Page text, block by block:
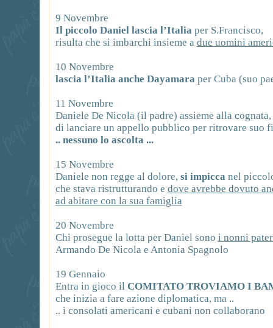
9 Novembre
Il piccolo Daniel lascia l’Italia per S.Francisco,
risulta che si imbarchi insieme a due uomini
10 Novembre
lascia l’Italia anche Dayamara per Cuba (suo
11 Novembre
Daniele De Nicola (il padre) assieme alla
di lanciare un appello pubblico per ritrovare suo
.. nessuno lo ascolta ...
15 Novembre
Daniele non regge al dolore, si impicca nel
che stava ristrutturando e dove avrebbe dovuto
ad abitare con la sua famiglia
20 Novembre
Chi prosegue la lotta per Daniel sono i nonni
Armando De Nicola e Antonia Spagnolo
19 Gennaio
Entra in gioco il COMITATO TROVIAMO I
che inizia a fare azione diplomatica, ma ..
.. i consolati americani e cubani non collaborano